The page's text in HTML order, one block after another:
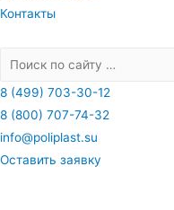
Контакты
8 (499) 703-30-12
8 (800) 707-74-32
info@poliplast.su
Оставить заявку